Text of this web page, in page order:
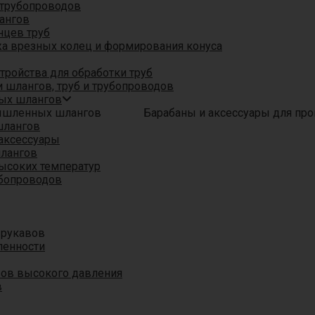
труб
врезных колец и формирования конуса
для обработки труб
труб и трубопроводов
шлангов
Барабаны и аксессуары для
температур
высокого давления